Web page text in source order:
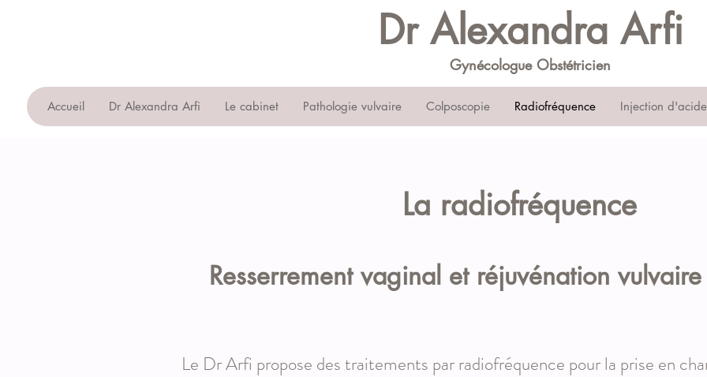
Dr Alexandra Arfi
Gynécologue Obstétricien
Accueil Dr Alexandra Arfi Le cabinet Pathologie vulvaire Colposcopie Radiofréquence Injection
La radiofréquence
Resserrement vaginal et réjuvénation
Le Dr Arfi propose des traitements par radiofréquence pour la prise en